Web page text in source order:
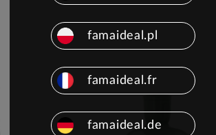
famaideal.pl
famaideal.fr
famaideal.de